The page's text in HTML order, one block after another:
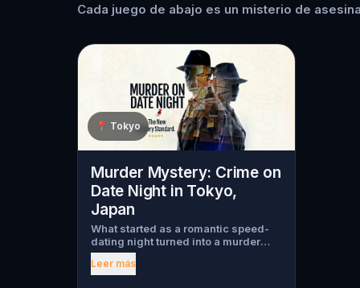
Cada juego de abajo es un misterio de
📍 Tokyo
Murder Mystery: Crime on
Date Night in Tokyo,
Japan
What started as a romantic speed-
dating night turned into a murder
mystery. Just as introductions
begin, a chilling scream tears
Leer más